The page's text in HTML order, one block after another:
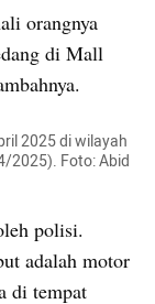
orangnya
di Mall
2025 di wilayah
2025). Foto: Abid
polisi.
adalah motor
di tempat